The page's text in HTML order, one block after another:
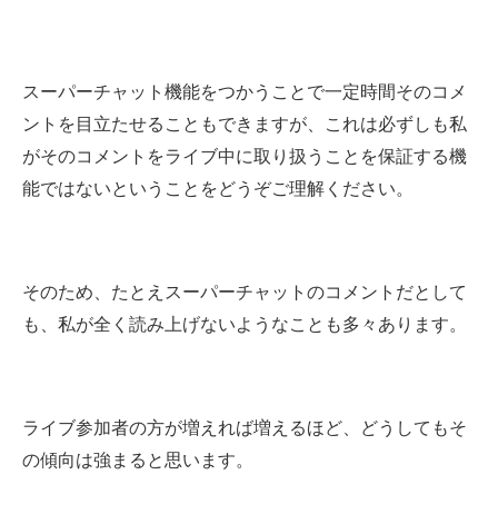
スーパーチャット機能をつかうことで一定時間そのコメ
ントを目立たせることもできますが、これは必ずしも私
がそのコメントをライブ中に取り扱うことを保証する機
能ではないということをどうぞご理解ください。
そのため、たとえスーパーチャットのコメントだとして
も、私が全く読み上げないようなことも多々あります。
ライブ参加者の方が増えれば増えるほど、どうしてもそ
の傾向は強まると思います。